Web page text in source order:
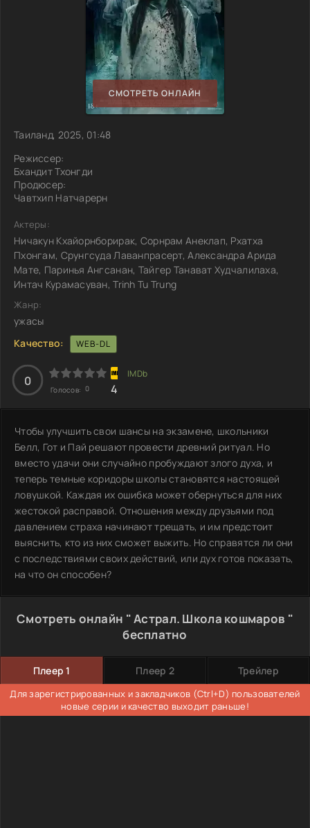
СМОТРЕТЬ ОНЛАЙН
Таиланд, 2025, 01:48
Режиссер:
Бхандит Тхонгди
Продюсер:
Чавтхип Натчарерн
Актеры:
Ничакун Кхайорнборирак, Сорнрам Анеклап, Рхатха
Пхонгам, Срунгсуда Лаванпрасерт, Александра Арида
Мате, Паринья Ангсанан, Тайгер Танават Худчалилаха,
Интач Курамасуван, Trinh Tu Trung
Жанр:
ужасы
Качество:
WEB-DL
0
Голосов: 0 4
Чтобы улучшить свои шансы на экзамене, школьники
Белл, Гот и Пай решают провести древний ритуал. Но
вместо удачи они случайно пробуждают злого духа, и
теперь темные коридоры школы становятся настоящей
ловушкой. Каждая их ошибка может обернуться для них
жестокой расправой. Отношения между друзьями под
давлением страха начинают трещать, и им предстоит
выяснить, кто из них сможет выжить. Но справятся ли они
с последствиями своих действий, или дух готов показать,
на что он способен?
Смотреть онлайн " Астрал. Школа кошмаров "
бесплатно
Плеер 1 Плеер 2 Трейлер
Для зарегистрированных и закладчиков (Ctrl+D) пользователей
новые серии и качество выходит раньше!